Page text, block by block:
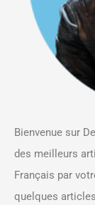
Bienvenue sur
des meilleurs
Français par
quelques